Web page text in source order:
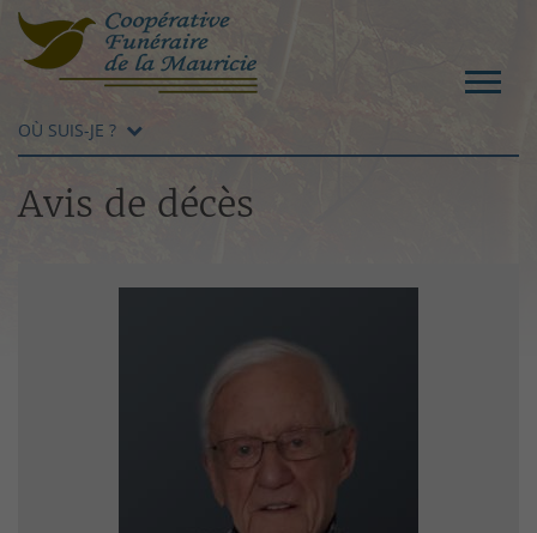
OÙ SUIS-JE ?
Avis de décès